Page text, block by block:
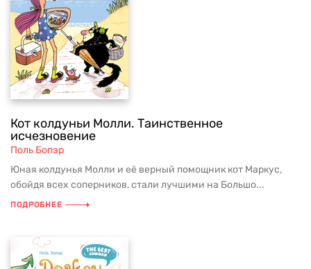
Кот колдуньи Молли. Таинственное
исчезновение
Поль Бопэр
Юная колдунья Молли и её верный помощник кот Маркус,
обойдя всех соперников, стали лучшими на Большо...
ПОДРОБНЕЕ